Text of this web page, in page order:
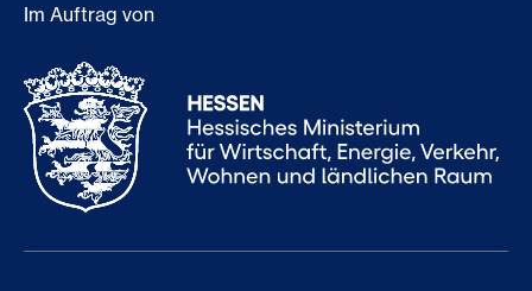
Im Auftrag von